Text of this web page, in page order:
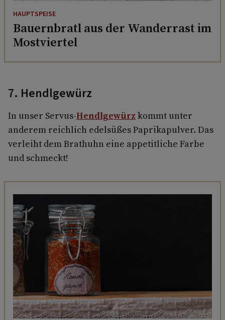
HAUPTSPEISE
Bauernbratl aus der Wanderrast im
Mostviertel
7. Hendlgewürz
In unser Servus-Hendlgewürz kommt unter
anderem reichlich edelsüßes Paprikapulver. Das
verleiht dem Brathuhn eine appetitliche Farbe
und schmeckt!